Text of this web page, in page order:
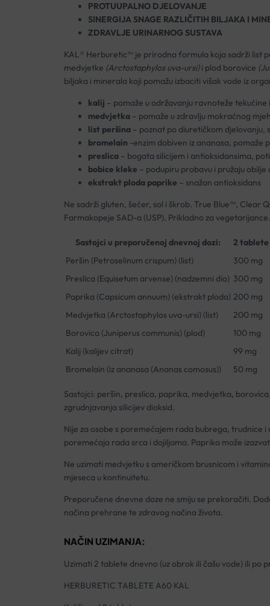
PROTUUPALNO DJELOVANJE
SINERGIJA SNAGE RAZLIČITIH BILJAKA I
ZDRAVLJE URINARNOG SUSTAVA
KAL® Herburetic™ je prirodna formula koja sadrži list
medvjetke (Arctostaphylos uva-ursi)i plod borovice
biljaka i minerala koji pomažu izbaciti višak vode iz
kalij – pomaže u održavanju ravnoteže
medvjetka– pomaže u zdravlju mokraćnog
list peršina– poznat po diuretičkom djelovanju,
bromelain -enzim dobiven iz ananasa, pomaže
preslica– bogata silicijem i antioksidansima,
bobice kleke – podupiru probavu i pružaju obilje
ekstrakt ploda paprike – snažan antioksidans
Ne sadrži gluten, šećer, sol i škrob. True Blue™, Clear
Farmakopeje SAD-a (USP). Prikladno za vegetarijance.
Sastojci u preporučenoj dnevnoj dozi:
2 tablete
Peršin (Petroselinum crispum) (list)
300 mg
Preslica (Equisetum arvense) (nadzemni dio) 300 mg
Paprika (Capsicum annuum) (ekstrakt ploda) 200 mg
Medvjetka (Arctostaphylos uva-ursi) (list)
200 mg
Borovica (Juniperus communis) (plod)
100 mg
Kalij (kalijev citrat)
99 mg
Bromelain (iz ananasa (Ananas comosus))
50 mg
Sastojci: peršin, preslica, paprika, medvjetka,
zgrudnjavanja silicijev dioksid.
Nije za osobe s poremećajem rada bubrega, trudnice
poremećaja rada srca i dojiljama. Paprika može
Ne uzimati medvjetku s američkom brusnicom i
mjeseca u kontinuitetu.
Preporučene dnevne doze ne smiju se prekoračiti.
načina prehrane te zdravog načina života.
NAČIN UZIMANJA:
Uzimati 2 tablete dnevno (uz obrok ili čašu vode) ili po
HERBURETIC TABLETE A60 KAL